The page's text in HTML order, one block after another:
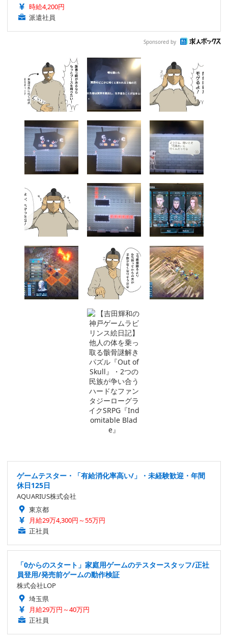
時給4,200円
派遣社員
Sponsored by
ゲームテスター・「有給消化率高い/」・未経験歓迎・年間
休日125日
AQUARIUS株式会社
東京都
月給29万4,300円～55万円
正社員
「0からのスタート」家庭用ゲームのテスタースタッフ/正社
員登用/発売前ゲームの動作検証
株式会社LOP
埼玉県
月給29万円～40万円
正社員